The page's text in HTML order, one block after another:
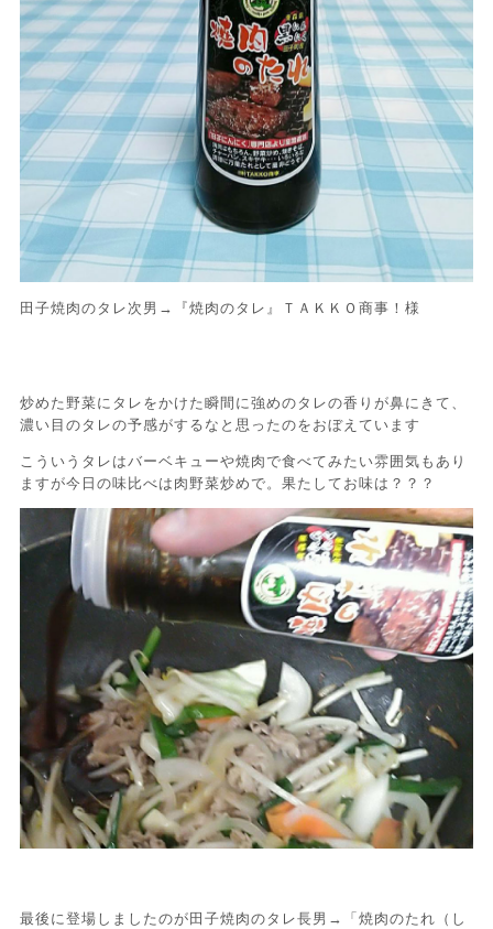
田子焼肉のタレ次男→『焼肉のタレ』ＴＡＫＫＯ商事！様
炒めた野菜にタレをかけた瞬間に強めのタレの香りが鼻にきて、
濃い目のタレの予感がするなと思ったのをおぼえています
こういうタレはバーベキューや焼肉で食べてみたい雰囲気もあり
ますが今日の味比べは肉野菜炒めで。果たしてお味は？？？
最後に登場しましたのが田子焼肉のタレ長男→「焼肉のたれ（し